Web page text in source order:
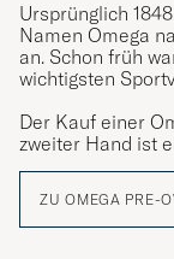
Ursprünglich
Namen Omega
an. Schon früh
wichtigsten
Der Kauf einer
zweiter Hand ist
Uhren mit Patina,
Persönlichkeit
ZU OMEGA PRE-